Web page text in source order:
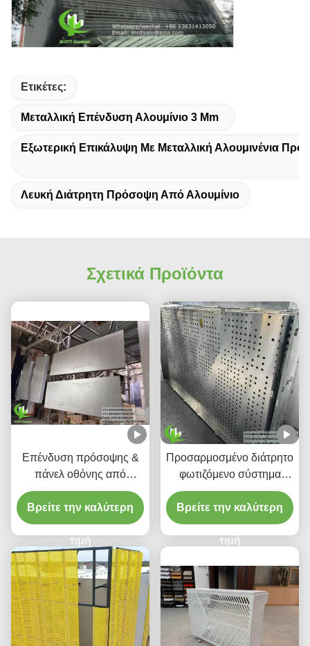
Ετικέτες:
Μεταλλική Επένδυση Αλουμίνιο 3 Mm
Εξωτερική Επικάλυψη Με Μεταλλική Αλουμινένια
Λευκή Διάτρητη Πρόσοψη Από Αλουμίνιο
Σχετικά Προϊόντα
Επένδυση πρόσοψης &
πάνελ οθόνης από
διάτρητο αλουμίνιο
προσαρμοσμένης κλίσης
Βρείτε την καλύτερη
τιμή
Προσαρμοσμένο διάτρητο
φωτιζόμενο σύστημα
οροφής αλουμινίου με
ενσωματωμένη στέγαση
LED και μοτίβα κομμένα
με λέιζερ CNC
Βρείτε την καλύτερη
τιμή